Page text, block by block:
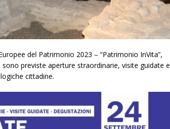
del Patrimonio 2023 – “Patrimonio InVita”,
sono previste aperture straordinarie, visite guidate e
cittadine.